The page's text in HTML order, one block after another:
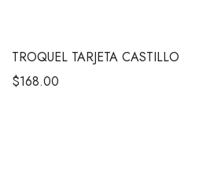
TROQUEL TARJETA CASTILLO
$168.00